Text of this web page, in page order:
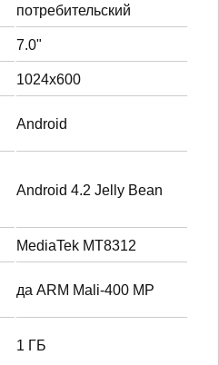
потребительский
7.0"
1024x600
Android
Android 4.2 Jelly Bean
MediaTek MT8312
да ARM Mali-400 MP
1 ГБ